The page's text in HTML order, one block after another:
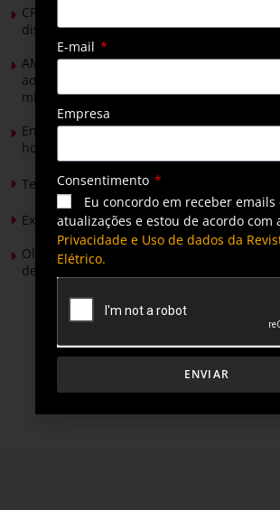
CPFL Energia e TIM se unem para criar a
distribuição do futuro com tecnologia
AMIG Brasil convida pré-candidatos ao
ao Senado para discutir propostas para os
mineradores e afetados
Energia solar permitirá ampliar em 25% a
hortaliças em projeto social no Tocantins
Tendências de Iluminação em 2026
Expansão da energia solar no Brasil
Olimpíada Nacional de Eficiência
de 50 mil inscritos
E-mail
Empresa
Consentimento
Eu concordo em receber emails
atualizações e estou de acordo com
Privacidade e Uso de dados da
Elétrico.
ENVIAR